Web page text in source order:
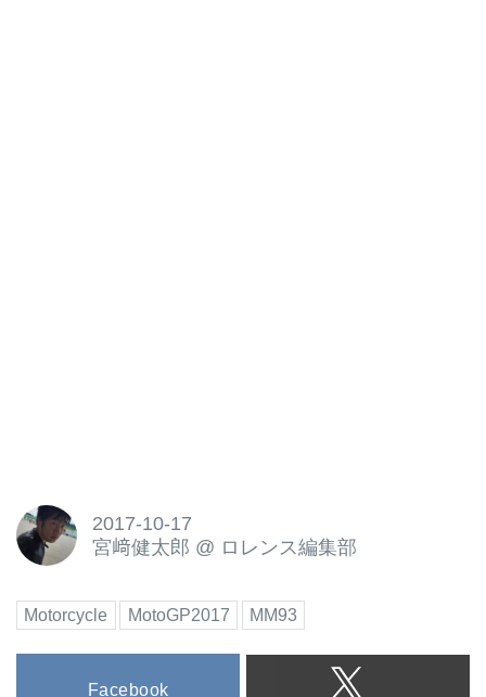
2017-10-17
宮﨑健太郎 @ ロレンス編集部
Motorcycle MotoGP2017 MM93
Facebook